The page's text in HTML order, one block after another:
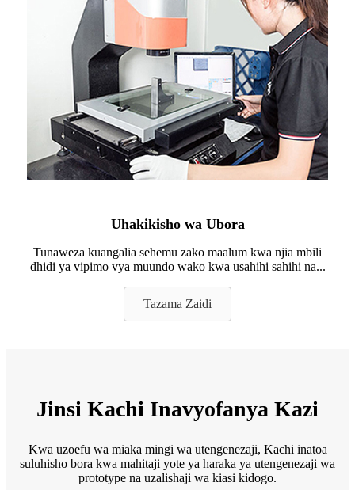
Uhakikisho wa Ubora
Tunaweza kuangalia sehemu zako maalum kwa njia mbili
dhidi ya vipimo vya muundo wako kwa usahihi sahihi na...
Tazama Zaidi
Jinsi Kachi Inavyofanya Kazi
Kwa uzoefu wa miaka mingi wa utengenezaji, Kachi inatoa
suluhisho bora kwa mahitaji yote ya haraka ya utengenezaji wa
prototype na uzalishaji wa kiasi kidogo.